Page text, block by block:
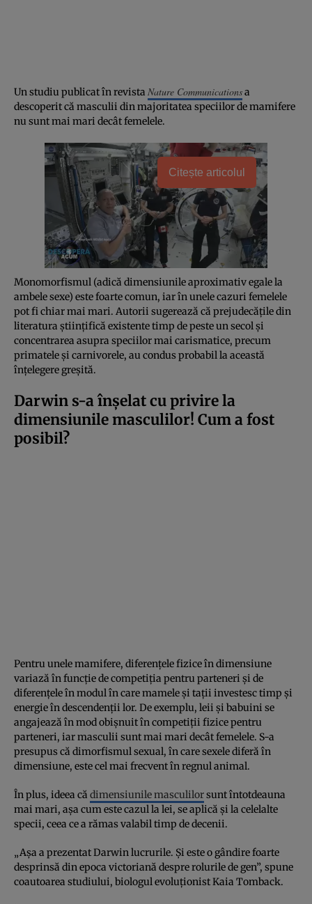
Un studiu publicat în revista Nature Communicationsa
descoperit că masculii din majoritatea speciilor de mamifere
nu sunt mai mari decât femelele.
Citește articolul
Monomorfismul (adică dimensiunile aproximativ egale la
ambele sexe) este foarte comun, iar în unele cazuri femelele
pot fi chiar mai mari. Autorii sugerează că prejudecățile din
literatura științifică existente timp de peste un secol și
concentrarea asupra speciilor mai carismatice, precum
primatele și carnivorele, au condus probabil la această
înțelegere greșită.
Darwin s-a înșelat cu privire la
dimensiunile masculilor! Cum a fost
posibil?
Pentru unele mamifere, diferențele fizice în dimensiune
variază în funcție de competiția pentru parteneri și de
diferențele în modul în care mamele și tații investesc timp și
energie în descendenții lor. De exemplu, leii și babuini se
angajează în mod obișnuit în competiții fizice pentru
parteneri, iar masculii sunt mai mari decât femelele. S-a
presupus că dimorfismul sexual, în care sexele diferă în
dimensiune, este cel mai frecvent în regnul animal.
În plus, ideea că dimensiunile masculilorsunt întotdeauna
mai mari, așa cum este cazul la lei, se aplică și la celelalte
specii, ceea ce a rămas valabil timp de decenii.
„Așa a prezentat Darwin lucrurile. Și este o gândire foarte
desprinsă din epoca victoriană despre rolurile de gen”, spune
coautoarea studiului, biologul evoluționist Kaia Tomback.